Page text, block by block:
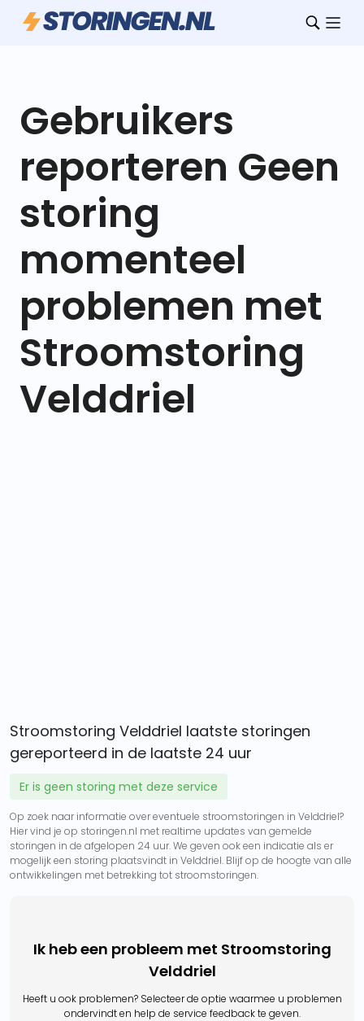
Gebruikers
reporteren Geen
storing
momenteel
problemen met
Stroomstoring
Velddriel
Stroomstoring Velddriel laatste storingen
gereporteerd in de laatste 24 uur
Er is geen storing met deze service
Op zoek naar informatie over eventuele stroomstoringen in Velddriel?
Hier vind je op storingen.nl met realtime updates van gemelde
storingen in de afgelopen 24 uur. We geven ook een indicatie als er
mogelijk een storing plaatsvindt in Velddriel. Blijf op de hoogte van alle
ontwikkelingen met betrekking tot stroomstoringen.
Ik heb een probleem met Stroomstoring
Velddriel
Heeft u ook problemen? Selecteer de optie waarmee u problemen
ondervindt en help de service feedback te geven.